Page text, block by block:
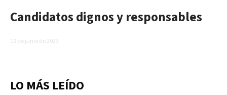
Candidatos dignos y responsables
19 de junio de 2023
LO MÁS LEÍDO